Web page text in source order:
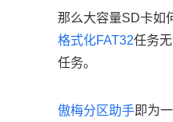
那么大容量SD卡如
格式化FAT32任务
任务。
傲梅分区助手即为